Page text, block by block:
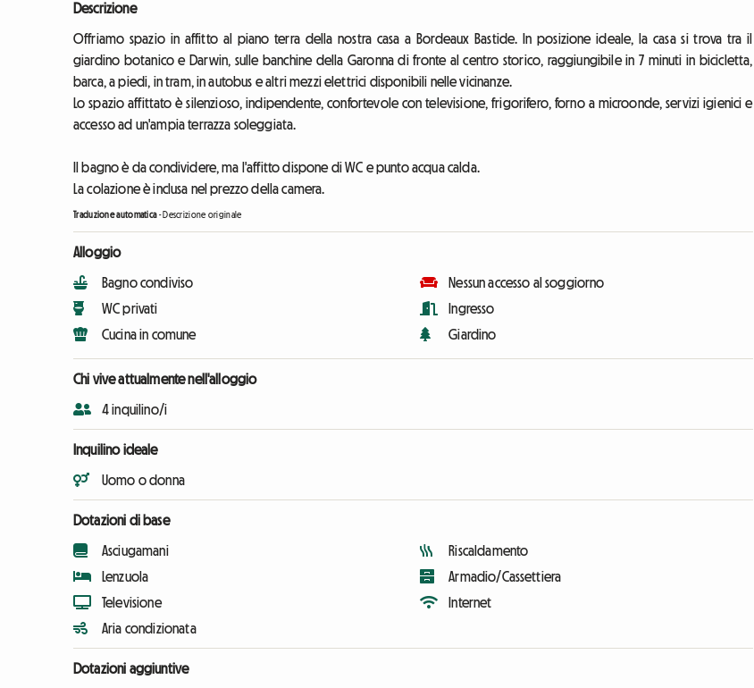
Descrizione
Offriamo spazio in affitto al piano terra della nostra casa a Bordeaux Bastide. In posizione ideale, la casa si trova tra il
giardino botanico e Darwin, sulle banchine della Garonna di fronte al centro storico, raggiungibile in 7 minuti in bicicletta,
barca, a piedi, in tram, in autobus e altri mezzi elettrici disponibili nelle vicinanze.
Lo spazio affittato è silenzioso, indipendente, confortevole con televisione, frigorifero, forno a microonde, servizi igienici e
accesso ad un'ampia terrazza soleggiata.
Il bagno è da condividere, ma l'affitto dispone di WC e punto acqua calda.
La colazione è inclusa nel prezzo della camera.
Traduzione automatica-Descrizione originale
Alloggio
Bagno condiviso
WC privati
Cucina in comune
Nessun accesso al soggiorno
Ingresso
Giardino
Chi vive attualmente nell'alloggio
4 inquilino/i
Inquilino ideale
Uomo o donna
Dotazioni di base
Asciugamani
Lenzuola
Televisione
Aria condizionata
Riscaldamento
Armadio/Cassettiera
Internet
Dotazioni aggiuntive